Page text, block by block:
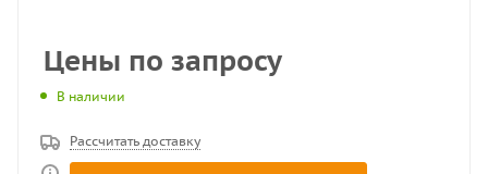
Цены по запросу
В наличии
Рассчитать доставку